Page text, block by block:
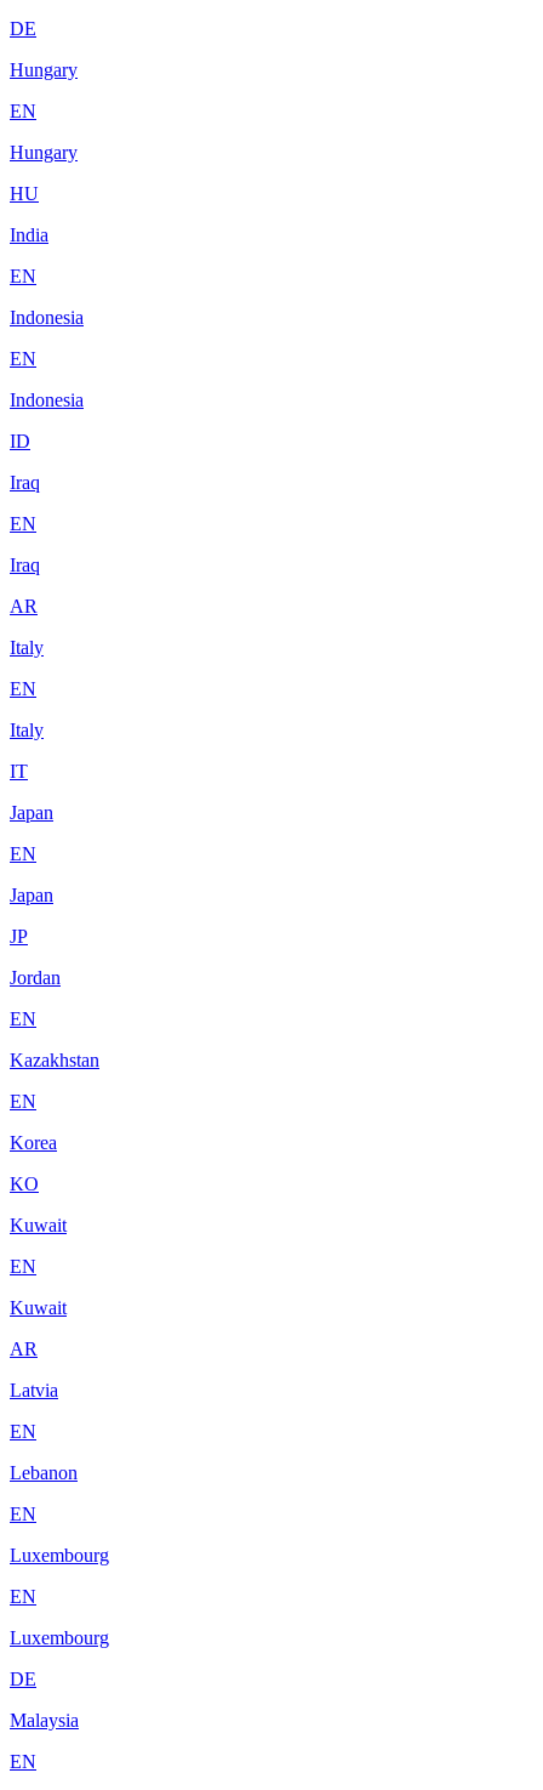
DE
Hungary
EN
Hungary
HU
India
EN
Indonesia
EN
Indonesia
ID
Iraq
EN
Iraq
AR
Italy
EN
Italy
IT
Japan
EN
Japan
JP
Jordan
EN
Kazakhstan
EN
Korea
KO
Kuwait
EN
Kuwait
AR
Latvia
EN
Lebanon
EN
Luxembourg
EN
Luxembourg
DE
Malaysia
EN